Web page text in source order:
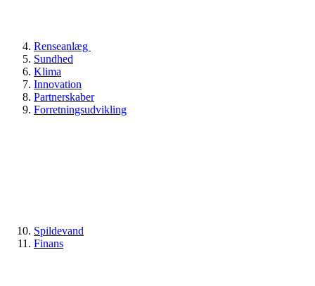
Renseanlæg
Sundhed
Klima
Innovation
Partnerskaber
Forretningsudvikling
Spildevand
Finans